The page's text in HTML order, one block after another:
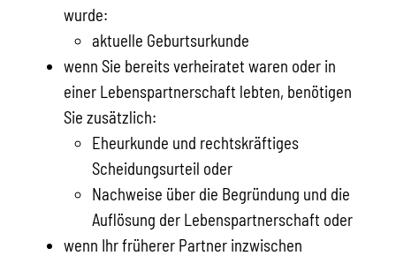
wurde:
​​​​​aktuelle Geburtsurkunde
wenn Sie bereits verheiratet waren oder in
einer Lebenspartnerschaft lebten, benötigen
Sie zusätzlich:
Eheurkunde und rechtskräftiges
Scheidungsurteil oder
Nachweise über die Begründung und die
Auflösung der Lebenspartnerschaft oder
wenn Ihr früherer Partner inzwischen